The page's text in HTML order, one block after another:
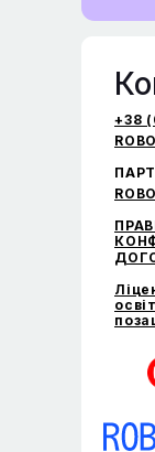
+38